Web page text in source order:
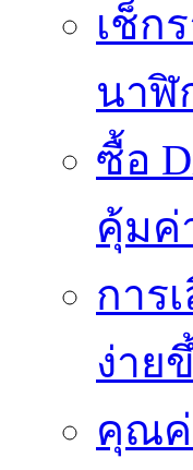
เช็ก
นาฬิ
ซื้อ
คุ้มค่
การ
ง่าย
คุณค่